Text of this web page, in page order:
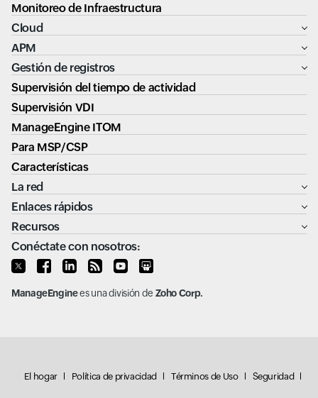
Monitoreo de Infraestructura
Cloud
APM
Gestión de registros
Supervisión del tiempo de actividad
Supervisión VDI
ManageEngine ITOM
Para MSP/CSP
Características
La red
Enlaces rápidos
Recursos
Conéctate con nosotros:
ManageEnginees una división de Zoho Corp.
El hogar Política de privacidad Términos de Uso Seguridad